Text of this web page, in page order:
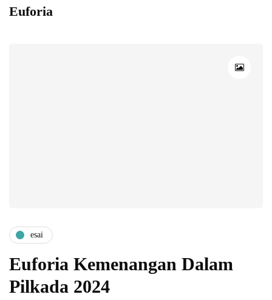
Euforia
esai
Euforia Kemenangan Dalam
Pilkada 2024